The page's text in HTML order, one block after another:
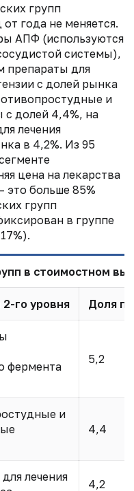
групп
года не меняется.
АПФ (используются
системы),
препараты для
с долей рынка
и
с долей 4,4%, на
лечения
в 4,2%. Из 95
цена на лекарства
это больше 85%
групп
в группе
в стоимостном
2-го уровня Доля
фермента
5,2
и
4,4
лечения
4,2